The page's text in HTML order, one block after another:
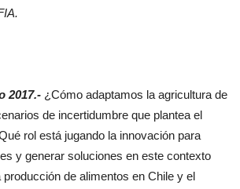
.
2017.- ¿Cómo adaptamos la agricultura de
de incertidumbre que plantea el
rol está jugando la innovación para
y generar soluciones en este contexto
producción de alimentos en Chile y el